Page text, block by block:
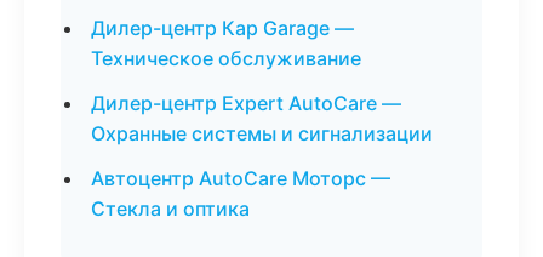
Дилер-центр Кар Garage —
Техническое обслуживание
Дилер-центр Expert AutoCare —
Охранные системы и сигнализации
Автоцентр AutoCare Моторс —
Стекла и оптика